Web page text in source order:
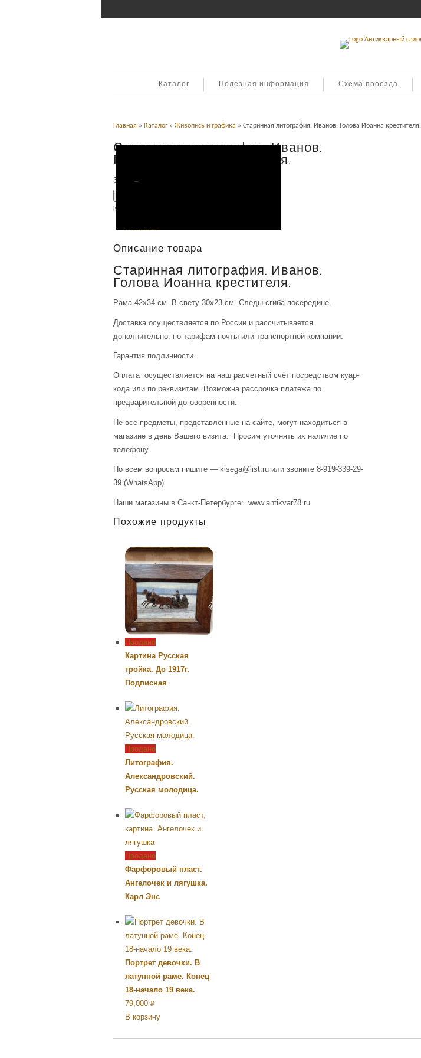
Каталог Полезная информация Схема проезда
Главная » Каталог » Живопись и графика » Старинная литография. Иванов. Голова Иоанна крестителя.
Старинная литография. Иванов.
Голова Иоанна крестителя.
3,800 Р
Категория:
Описание
Описание товара
Старинная литография. Иванов.
Голова Иоанна крестителя.
Рама 42х34 см. В свету 30х23 см. Следы сгиба посередине.
Доставка осуществляется по России и рассчитывается
дополнительно, по тарифам почты или транспортной компании.
Гарантия подлинности.
Оплата осуществляется на наш расчетный счёт посредством куар-
кода или по реквизитам. Возможна рассрочка платежа по
предварительной договорённости.
Не все предметы, представленные на сайте, могут находиться в
магазине в день Вашего визита. Просим уточнять их наличие по
телефону.
По всем вопросам пишите — kisega@list.ru или звоните 8-919-339-29-
39 (WhatsApp)
Наши магазины в Санкт-Петербурге: www.antikvar78.ru
Похожие продукты
Продано
Картина Русская
тройка. До 1917г.
Подписная
Продано
Литография.
Александровский.
Русская молодица.
Продано
Фарфоровый пласт.
Ангелочек и лягушка.
Карл Энс
Портрет девочки. В
латунной раме. Конец
18-начало 19 века.
79,000 Р
УБ.
В корзину